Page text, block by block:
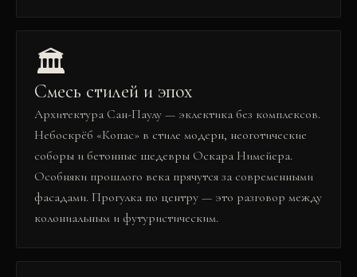
🏛️
Смесь стилей и эпох
Архитектура Сан-Паулу — эклектика без комплексов.
Небоскрёб «Копас» в стиле модерн, неоготические
соборы и бетонные шедевры Оскара Нимейера.
Особняки прошлого века прячутся за современными
фасадами. Прогулка по центру — это разговор между
колониальным и футуристическим.